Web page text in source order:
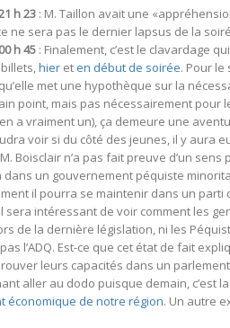
h 23 : M. Taillon avait une
ne sera pas le dernier lapsus de la
h 45 : Finalement, c’est le clavardage
hier et en début de soirée. Pour le
met une hypothèque sur la
point, mais pas nécessairement pour
a vraiment un), ça demeure une
voir si du côté des jeunes, il y aura
Boisclair n’a pas fait preuve d’un
un gouvernement péquiste
il pourra se maintenir dans un
sera intéressant de voir comment les
de la dernière législation, ni les
l’ADQ. Est-ce que cet état de fait
leurs capacités dans un
aller au dodo puisque demain, c’est
économique de notre région. Un autre